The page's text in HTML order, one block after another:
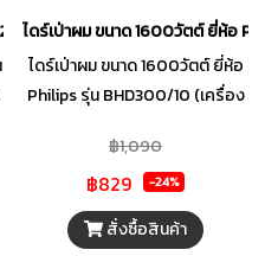
00 สีดำ
ไดร์เป่าผม ขนาด 1600วัตต์ ยี่ห้อ
ไดร์เป่าผม ขนาด 1600วัตต์ ยี่ห้อ
Philips รุ่น BHD300/10 (เครื่อง
อันทรงพลังที่อุณหภูมิต่ำกว่า
อุปกรณ์เสริม ThermoProtect
ที่ได้รับการออกแบบอย่างเป็น
เอกลักษณ์จะผสมผสานลมเป่าอุ่น
฿1,090
฿829 -24%
สั่งซื้อสินค้า